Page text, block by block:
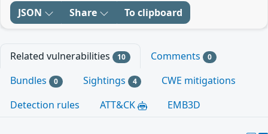
JSON Share To clipboard
Related vulnerabilities 10 Comments 0
Bundles 0 Sightings 4
CWE mitigations
Detection rules
ATT&CK EMB3D